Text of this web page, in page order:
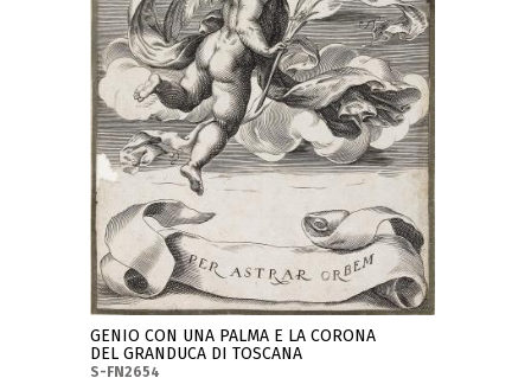
GENIO CON UNA PALMA E LA CORONA
DEL GRANDUCA DI TOSCANA
S-FN2654